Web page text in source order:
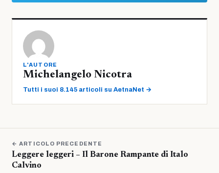
L'AUTORE
Michelangelo Nicotra
Tutti i suoi 8.145 articoli su AetnaNet →
← ARTICOLO PRECEDENTE
Leggere leggeri – Il Barone Rampante di Italo
Calvino